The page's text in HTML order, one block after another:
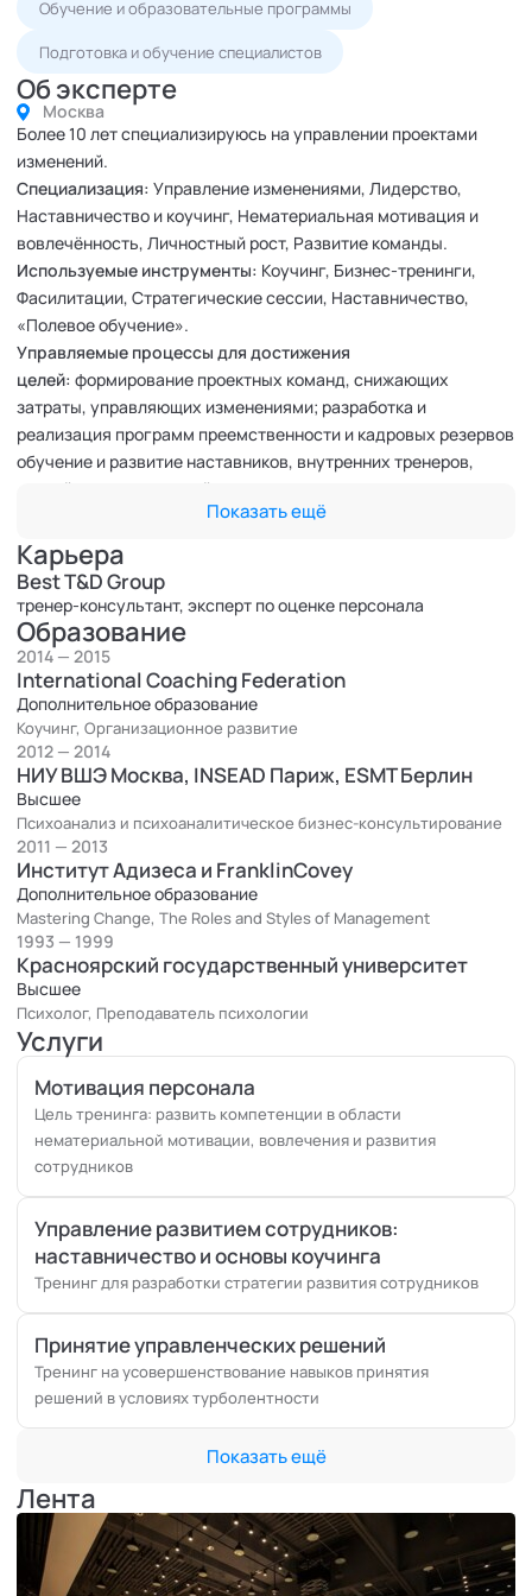
Обучение и образовательные программы
Подготовка и обучение специалистов
Об эксперте
Москва
Более 10 лет специализируюсь на управлении проектами
изменений.
Специализация: Управление изменениями, Лидерство,
Наставничество и коучинг, Нематериальная мотивация и
вовлечённость, Личностный рост, Развитие команды.
Используемые инструменты: Коучинг, Бизнес-тренинги,
Фасилитации, Стратегические сессии, Наставничество,
«Полевое обучение».
Управляемые процессы для достижения
целей: формирование проектных команд, снижающих
затраты, управляющих изменениями; разработка и
реализация программ преемственности и кадровых резервов
обучение и развитие наставников, внутренних тренеров,
коучей и руководителей; управление по целям; повышение
вовлечённости персонала.
Целевая аудитория:
звена.
Примеры реализованных проектов (2011 – 2014 гг.):
Управление изменениями:
«Сургутнефтегазбанк», «РОСТЕЛЕКОМ», «ГАЗПРОМ-
НЕФТЬ» (СП-б), «Алгай» (логистическая компания), «МФИ-
Софт» - «Управление изменениями»;
«РОСТЕЛЕКОМ» - «HR – проводник изменений»;
«Медиа Маркт Сатурн» - «Лидеры изменений».
Развитие управленческих компетенций:
«Сбербанк», «Роснефть», «Газпром - нефть»,
«Ростелеком» - «Ключевые управленческие
компетенции», «Ориентация на результат»;
«Коломенский» (кондитерский комбинат) – «Навыки
управления»;
Среднерусский банк – «Управленческие навыки».
Формирование межфункциональных команд:
ОАО «Газпромнефть» - «Инструменты
командообразования»;
«ЛУКОЙЛ-Оверсиз Сервис Б.В. (ОАЭ)» - «Формирование
кросскультурных команд»;
«РусАгро-сахар» - «Формирование командного духа (на
основе корпоративной модели компетенций)»;
«Гинт М» (строительная компания) - «Управление
командой»;
«Финотдел» - «Кроссфункциональное взаимодействие в
команде ТОП-менеджеров».
Наставничество и коучинг:
Авиастроительная корпорация «Миг», Сеть
гипермаркетов «Эссен», «ALBA» - «Наставничество»;
«ЛУКОЙЛ-Оверсиз Сервис Б.В.» (Ирак) - «Менторинг»;
«Гинт М» (строительная компания) - «Наставничество и
Нематериальная мотивация и вовлечённость:
«Нематериальная мотивация в работе органов
государственной власти»;
Западносибирский банк (Стамбул) - «Мотивация и
коучинг».
Показать ещё
Карьера
Best T&D Group
тренер-консультант, эксперт по оценке персонала
Образование
Красноярский государственный университет
Высшее
Психолог, Преподаватель психологии
1993 — 1999
Институт Адизеса и FranklinCovey
Дополнительное образование
Mastering Change, The Roles and Styles of Management
2011 — 2013
НИУ ВШЭ Москва, INSEAD Париж, ESMT Берлин
Высшее
Психоанализ и психоаналитическое бизнес-консультирование
2012 — 2014
International Coaching Federation
Дополнительное образование
Коучинг, Организационное развитие
2014 — 2015
Услуги
Мотивация персонала
Цель тренинга: развить компетенции в области
нематериальной мотивации, вовлечения и развития
сотрудников
Управление развитием сотрудников:
наставничество и основы коучинга
Тренинг для разработки стратегии развития сотрудников
Принятие управленческих решений
Тренинг на усовершенствование навыков принятия
решений в условиях турболентности
Показать ещё
Лента